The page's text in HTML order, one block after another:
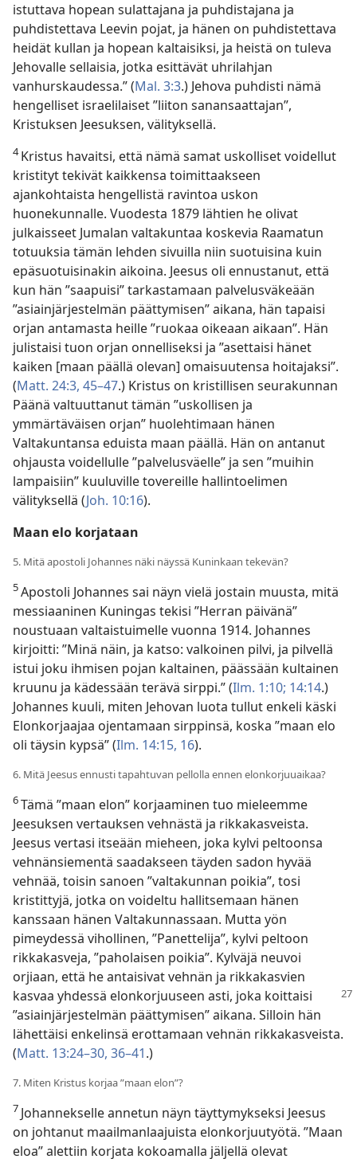
istuttava hopean sulattajana ja puhdistajana ja
puhdistettava Leevin pojat, ja hänen on puhdistettava
heidät kullan ja hopean kaltaisiksi, ja heistä on tuleva
Jehovalle sellaisia, jotka esittävät uhrilahjan
vanhurskaudessa.” (Mal. 3:3.) Jehova puhdisti nämä
hengelliset israelilaiset ”liiton sanansaattajan”,
Kristuksen Jeesuksen, välityksellä.
4Kristus havaitsi, että nämä samat uskolliset voidellut
kristityt tekivät kaikkensa toimittaakseen
ajankohtaista hengellistä ravintoa uskon
huonekunnalle. Vuodesta 1879 lähtien he olivat
julkaisseet Jumalan valtakuntaa koskevia Raamatun
totuuksia tämän lehden sivuilla niin suotuisina kuin
epäsuotuisinakin aikoina. Jeesus oli ennustanut, että
kun hän ”saapuisi” tarkastamaan palvelusväkeään
”asiainjärjestelmän päättymisen” aikana, hän tapaisi
orjan antamasta heille ”ruokaa oikeaan aikaan”. Hän
julistaisi tuon orjan onnelliseksi ja ”asettaisi hänet
kaiken [maan päällä olevan] omaisuutensa hoitajaksi”.
(Matt. 24:3, 45–47.) Kristus on kristillisen seurakunnan
Päänä valtuuttanut tämän ”uskollisen ja
ymmärtäväisen orjan” huolehtimaan hänen
Valtakuntansa eduista maan päällä. Hän on antanut
ohjausta voidellulle ”palvelusväelle” ja sen ”muihin
lampaisiin” kuuluville tovereille hallintoelimen
välityksellä (Joh. 10:16).
Maan elo korjataan
5. Mitä apostoli Johannes näki näyssä Kuninkaan tekevän?
5Apostoli Johannes sai näyn vielä jostain muusta, mitä
messiaaninen Kuningas tekisi ”Herran päivänä”
noustuaan valtaistuimelle vuonna 1914. Johannes
kirjoitti: ”Minä näin, ja katso: valkoinen pilvi, ja pilvellä
istui joku ihmisen pojan kaltainen, päässään kultainen
kruunu ja kädessään terävä sirppi.” (Ilm. 1:10; 14:14.)
Johannes kuuli, miten Jehovan luota tullut enkeli käski
Elonkorjaajaa ojentamaan sirppinsä, koska ”maan elo
oli täysin kypsä” (Ilm. 14:15, 16).
6. Mitä Jeesus ennusti tapahtuvan pellolla ennen elonkorjuuaikaa?
6Tämä ”maan elon” korjaaminen tuo mieleemme
Jeesuksen vertauksen vehnästä ja rikkakasveista.
Jeesus vertasi itseään mieheen, joka kylvi peltoonsa
vehnänsiementä saadakseen täyden sadon hyvää
vehnää, toisin sanoen ”valtakunnan poikia”, tosi
kristittyjä, jotka on voideltu hallitsemaan hänen
kanssaan hänen Valtakunnassaan. Mutta yön
pimeydessä vihollinen, ”Panettelija”, kylvi peltoon
rikkakasveja, ”paholaisen poikia”. Kylväjä neuvoi
orjiaan, että he antaisivat vehnän ja rikkakasvien
kasvaa yhdessä elonkorjuuseen asti, joka koittaisi
”asiainjärjestelmän päättymisen” aikana. Silloin hän
lähettäisi enkelinsä erottamaan vehnän rikkakasveista.
(Matt. 13:24–30, 36–41.)
7. Miten Kristus korjaa ”maan elon”?
7 Johannekselle annetun näyn täyttymykseksi Jeesus
on johtanut maailmanlaajuista elonkorjuutyötä. ”Maan
eloa” alettiin korjata kokoamalla jäljellä olevat